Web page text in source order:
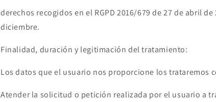
derechos recogidos en el RGPD 2016/679 de 27 de abril de
diciembre.
Finalidad, duración y legitimación del tratamiento:
Los datos que el usuario nos proporcione los trataremos
Atender la solicitud o petición realizada por el usuario a